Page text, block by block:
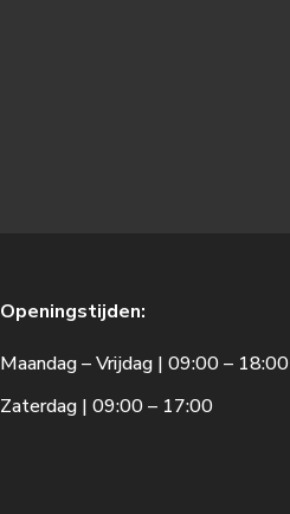
Openingstijden:
Maandag – Vrijdag | 09:00 – 18:00
Zaterdag | 09:00 – 17:00